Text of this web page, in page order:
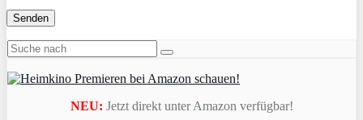
NEU: Jetzt direkt unter Amazon verfügbar!